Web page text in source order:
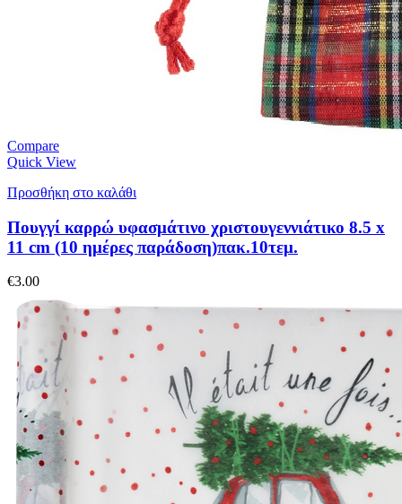
Compare
Quick View
Προσθήκη στο καλάθι
Πουγγί καρρώ υφασμάτινο χριστουγεννιάτικο 8.5 x
11 cm (10 ημέρες παράδοση)πακ.10τεμ.
€3.00